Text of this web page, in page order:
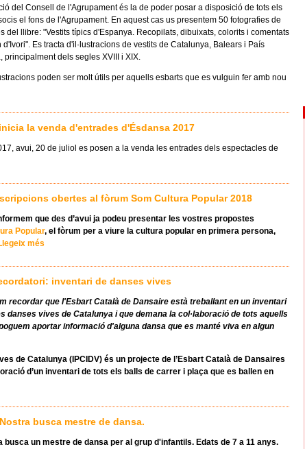
del Consell de l'Agrupament és la de poder posar a disposició de tots els
el fons de l'Agrupament. En aquest cas us presentem 50 fotografies de
del llibre: "Vestits típics d'Espanya. Recopilats, dibuixats, colorits i comentats
d'Ivori". Es tracta d'il·lustracions de vestits de Catalunya, Balears i País
principalment dels segles XVIII i XIX.
poden ser molt útils per aquells esbarts que es vulguin fer amb nou
la venda d'entrades d'Ésdansa 2017
avui, 20 de juliol es posen a la venda les entrades dels espectacles de
obertes al fòrum Som Cultura Popular 2018
que des d’avui ja podeu presentar les vostres propostes
Popular, el fòrum per a viure la cultura popular en primera persona,
més
inventari de danses vives
recordar que l'Esbart Català de Dansaire està treballant en un inventari
danses vives de Catalunya i que demana la col·laboració de tots aquells
aportar informació d'alguna dansa que es manté viva en algun
de Catalunya (IPCIDV) és un projecte de l’Esbart Català de Dansaires
d’un inventari de tots els balls de carrer i plaça que es ballen en
busca mestre de dansa.
un mestre de dansa per al grup d'infantils. Edats de 7 a 11 anys.